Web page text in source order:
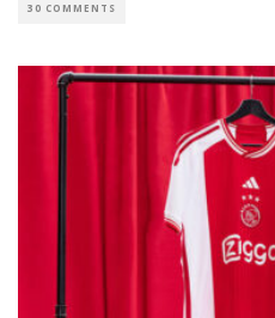
30 COMMENTS